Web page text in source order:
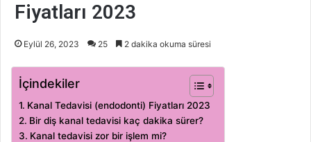
Fiyatları 2023
Eylül 26, 2023 25 2 dakika okuma süresi
İçindekiler
Kanal Tedavisi (endodonti) Fiyatları 2023
Bir diş kanal tedavisi kaç dakika sürer?
Kanal tedavisi zor bir işlem mi?